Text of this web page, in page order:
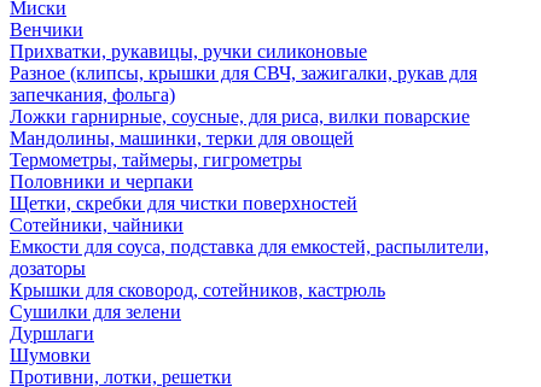
Миски
Венчики
Прихватки, рукавицы, ручки силиконовые
Разное (клипсы, крышки для СВЧ, зажигалки, рукав для
запечкания, фольга)
Ложки гарнирные, соусные, для риса, вилки поварские
Мандолины, машинки, терки для овощей
Термометры, таймеры, гигрометры
Половники и черпаки
Щетки, скребки для чистки поверхностей
Сотейники, чайники
Емкости для соуса, подставка для емкостей, распылители,
дозаторы
Крышки для сковород, сотейников, кастрюль
Сушилки для зелени
Дуршлаги
Шумовки
Противни, лотки, решетки